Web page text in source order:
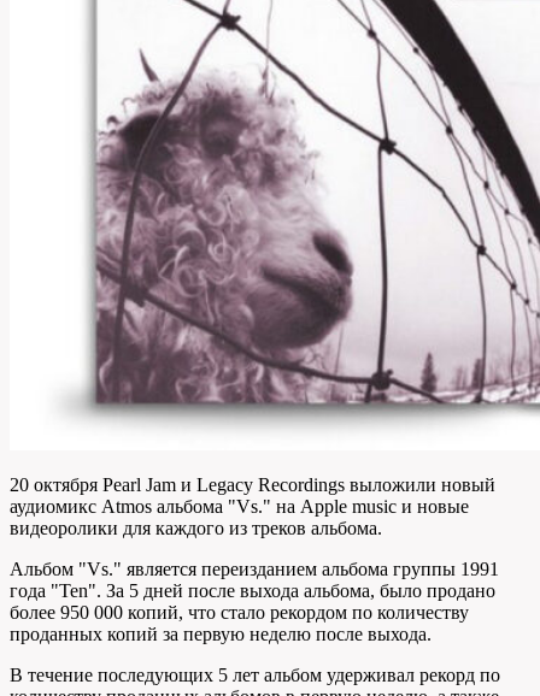
20 октября Pearl Jam и Legacy Recordings выложили новый
аудиомикс Atmos альбома "Vs." на Apple music и новые
видеоролики для каждого из треков альбома.
Альбом "Vs." является переизданием альбома группы 1991
года "Ten". За 5 дней после выхода альбома, было продано
более 950 000 копий, что стало рекордом по количеству
проданных копий за первую неделю после выхода.
В течение последующих 5 лет альбом удерживал рекорд по